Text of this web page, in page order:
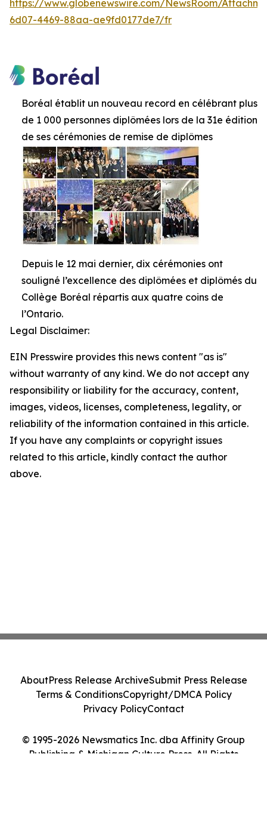
https://www.globenewswire.com/NewsRoom/
6d07-4469-88aa-ae9fd0177de7/fr
Boréal établit un nouveau record en célébrant plus
de 1 000 personnes diplômées lors de la 31e édition
de ses cérémonies de remise de diplômes
Depuis le 12 mai dernier, dix cérémonies ont
souligné l’excellence des diplômées et diplômés du
Collège Boréal répartis aux quatre coins de
l’Ontario.
Legal Disclaimer:
EIN Presswire provides this news content "as is"
without warranty of any kind. We do not accept any
responsibility or liability for the accuracy, content,
images, videos, licenses, completeness, legality, or
reliability of the information contained in this article.
If you have any complaints or copyright issues
related to this article, kindly contact the author
above.
© 1995-2026 Newsmatics Inc. dba Affinity Group
Publishing & Michigan Culture Press. All Rights
AboutPress Release ArchiveSubmit Press Release
Terms & ConditionsCopyright/DMCA Policy
Privacy PolicyContact